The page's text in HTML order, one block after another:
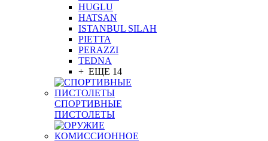
HUGLU
HATSAN
ISTANBUL SILAH
PIETTA
PERAZZI
TEDNA
+ ЕЩЕ 14
СПОРТИВНЫЕ
ПИСТОЛЕТЫ